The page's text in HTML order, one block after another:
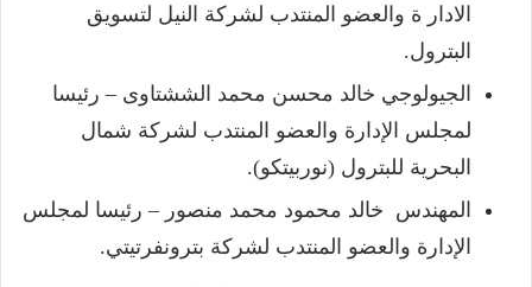
الادار ة والعضو المنتدب لشركة النيل لتسويق
البترول.
الجيولوجي خالد محسن محمد الششتاوى – رئيسا
لمجلس الإدارة والعضو المنتدب لشركة شمال
البحرية للبترول (نوربيتكو).
المهندس خالد محمود محمد منصور – رئيسا لمجلس
الإدارة والعضو المنتدب لشركة بترونفرتيتي.